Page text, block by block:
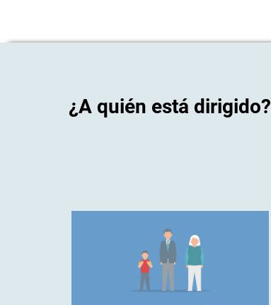
¿A quién está dirigido?